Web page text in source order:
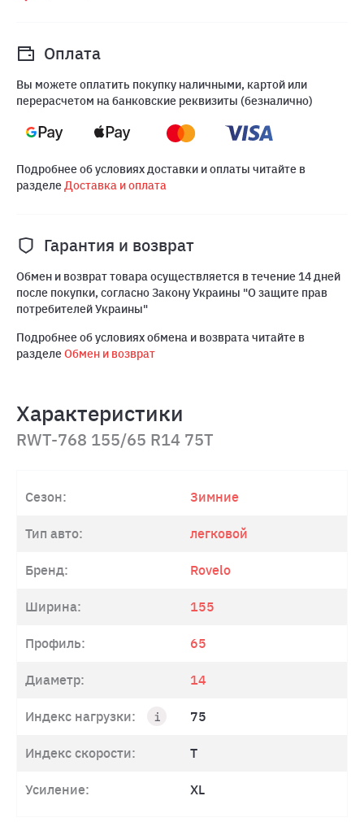
Оплата
Вы можете оплатить покупку наличными, картой или
перерасчетом на банковские реквизиты (безналично)
Подробнее об условиях доставки и оплаты читайте в
разделеДоставка и оплата
Гарантия и возврат
Обмен и возврат товара осуществляется в течение 14 дней
после покупки, согласно Закону Украины "О защите прав
потребителей Украины"
Подробнее об условиях обмена и возврата читайте в
разделеОбмен и возврат
Характеристики
RWT-768 155/65 R14 75T
Сезон: Зимние
Тип авто: легковой
Бренд: Rovelo
Ширина: 155
Профиль: 65
Диаметр: 14
Индекс нагрузки: 75
Индекс скорости: T
Усиление: XL